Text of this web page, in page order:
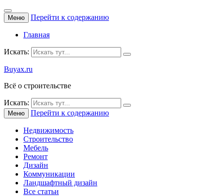
Меню Перейти к содержанию
Главная
Искать:
Buyax.ru
Всё о строительстве
Искать:
Меню Перейти к содержанию
Недвижимость
Строительство
Мебель
Ремонт
Дизайн
Коммуникации
Ландшафтный дизайн
Все статьи